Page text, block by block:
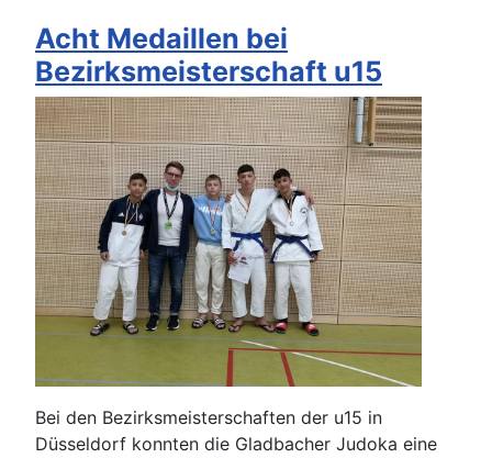
Acht Medaillen bei
Bezirksmeisterschaft u15
Bei den Bezirksmeisterschaften der u15 in
Düsseldorf konnten die Gladbacher Judoka eine